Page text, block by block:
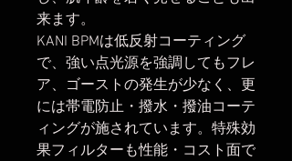
来ます。
KANI BPMは低反射コーティング
で、強い点光源を強調してもフレ
ア、ゴーストの発生が少なく、更
には帯電防止・撥水・撥油コーテ
ィングが施されています。特殊効
果フィルターも性能・コスト面で